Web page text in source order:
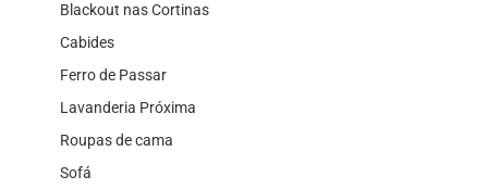
Blackout nas Cortinas
Cabides
Ferro de Passar
Lavanderia Próxima
Roupas de cama
Sofá